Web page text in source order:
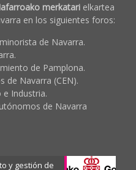
merkatarielkartea
en los siguientes foros:
de Navarra.
de Pamplona.
de Navarra (CEN).
e Industria.
de Navarra
y gestión de